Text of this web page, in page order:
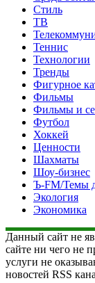
Стиль
ТВ
Теннис
Технологии
Тренды
Фигурное
Фильмы
Фильмы и
Футбол
Хоккей
Ценности
Шахматы
Шоу-бизнес
Ъ-FM/Темы
Экология
Экономика
Данный сайт не
сайте ни чего не
услуги не
новостей RSS